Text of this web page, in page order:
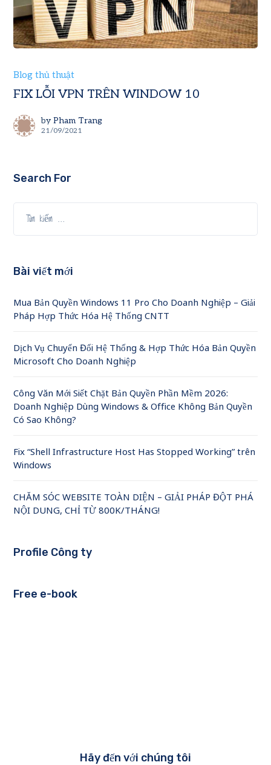
Blog thủ thuật
FIX LỖI VPN TRÊN WINDOW 10
by Pham Trang
21/09/2021
Search For
Bài viết mới
Mua Bản Quyền Windows 11 Pro Cho Doanh Nghiệp – Giải
Pháp Hợp Thức Hóa Hệ Thống CNTT
Dịch Vụ Chuyển Đổi Hệ Thống & Hợp Thức Hóa Bản Quyền
Microsoft Cho Doanh Nghiệp
Công Văn Mới Siết Chặt Bản Quyền Phần Mềm 2026:
Doanh Nghiệp Dùng Windows & Office Không Bản Quyền
Có Sao Không?
Fix “Shell Infrastructure Host Has Stopped Working” trên
Windows
CHĂM SÓC WEBSITE TOÀN DIỆN – GIẢI PHÁP ĐỘT PHÁ
NỘI DUNG, CHỈ TỪ 800K/THÁNG!
Profile Công ty
Free e-book
Hãy đến với chúng tôi